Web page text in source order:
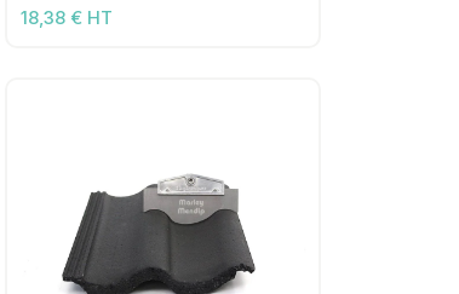
18,38 € HT